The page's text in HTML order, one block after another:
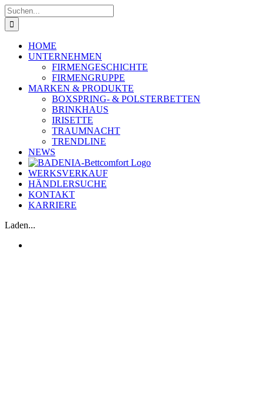
Skip
to
content
Suche
nach:
HOME
UNTERNEHMEN
FIRMENGESCHICHTE
FIRMENGRUPPE
MARKEN & PRODUKTE
BOXSPRING- & POLSTERBETTEN
BRINKHAUS
IRISETTE
TRAUMNACHT
TRENDLINE
NEWS
WERKSVERKAUF
HÄNDLERSUCHE
KONTAKT
KARRIERE
Laden...